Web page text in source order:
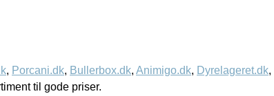
, Porcani.dk, Bullerbox.dk, Animigo.dk, Dyrelageret.dk,
til gode priser.